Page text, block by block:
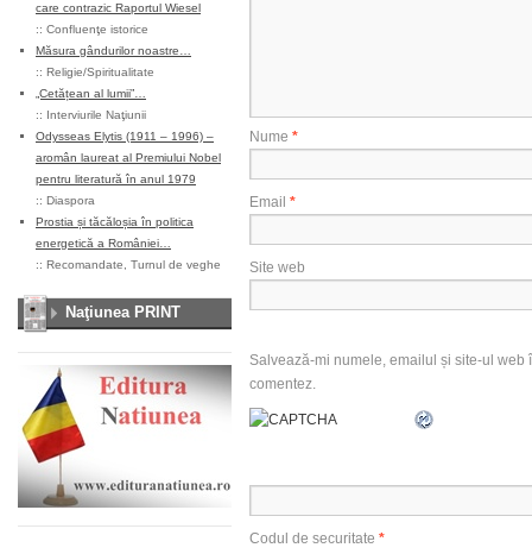
care contrazic Raportul Wiesel
:: Confluenţe istorice
Măsura gândurilor noastre…
:: Religie/Spiritualitate
„Cetățean al lumii”…
:: Interviurile Naţiunii
Odysseas Elytis (1911 – 1996) –
aromân laureat al Premiului Nobel
pentru literatură în anul 1979
:: Diaspora
Prostia și tăcăloșia în politica
energetică a României…
:: Recomandate Turnul de veghe
Naţiunea PRINT
Nume *
Email *
Site web
Salvează-mi numele, emailul și site-ul
comentez.
Codul de securitate *